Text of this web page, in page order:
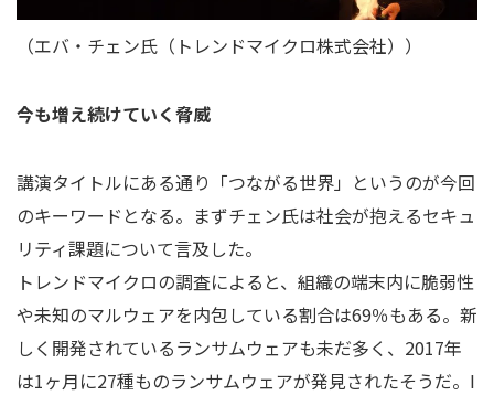
（エバ・チェン氏（トレンドマイクロ株式会社））
今も増え続けていく脅威
講演タイトルにある通り「つながる世界」というのが今回
のキーワードとなる。まずチェン氏は社会が抱えるセキュ
リティ課題について言及した。
トレンドマイクロの調査によると、組織の端末内に脆弱性
や未知のマルウェアを内包している割合は69％もある。新
しく開発されているランサムウェアも未だ多く、2017年
は1ヶ月に27種ものランサムウェアが発見されたそうだ。I